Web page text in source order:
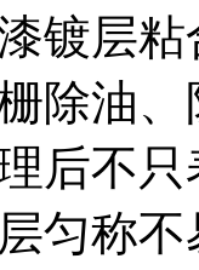
镀层
除油
后不
匀称